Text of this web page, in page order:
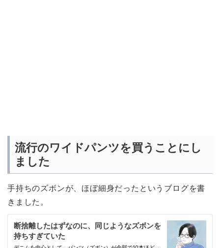
流行のワイドパンツを買うことにし
ました
手持ちのズボンが、ほぼ細身だったというブログを書
きました。